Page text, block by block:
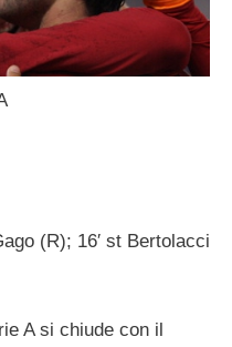
(R); 16′ st Bertolacci
A si chiude con il